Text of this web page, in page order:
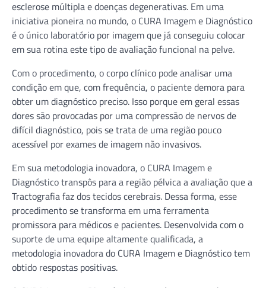
esclerose múltipla e doenças degenerativas. Em uma
iniciativa pioneira no mundo, o CURA Imagem e Diagnóstico
é o único laboratório por imagem que já conseguiu colocar
em sua rotina este tipo de avaliação funcional na pelve.
Com o procedimento, o corpo clínico pode analisar uma
condição em que, com frequência, o paciente demora para
obter um diagnóstico preciso. Isso porque em geral essas
dores são provocadas por uma compressão de nervos de
difícil diagnóstico, pois se trata de uma região pouco
acessível por exames de imagem não invasivos.
Em sua metodologia inovadora, o CURA Imagem e
Diagnóstico transpôs para a região pélvica a avaliação que a
Tractografia faz dos tecidos cerebrais. Dessa forma, esse
procedimento se transforma em uma ferramenta
promissora para médicos e pacientes. Desenvolvida com o
suporte de uma equipe altamente qualificada, a
metodologia inovadora do CURA Imagem e Diagnóstico tem
obtido respostas positivas.